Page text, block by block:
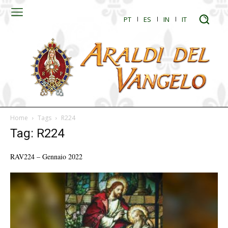
PT ES IN IT
Home Tags R224
Tag: R224
RAV224 – Gennaio 2022